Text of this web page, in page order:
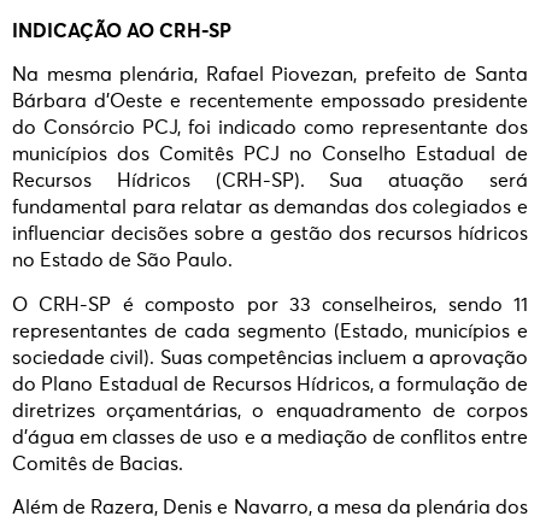
INDICAÇÃO AO CRH-SP
Na mesma plenária, Rafael Piovezan, prefeito de Santa
Bárbara d’Oeste e recentemente empossado presidente
do Consórcio PCJ, foi indicado como representante dos
municípios dos Comitês PCJ no Conselho Estadual de
Recursos Hídricos (CRH-SP). Sua atuação será
fundamental para relatar as demandas dos colegiados e
influenciar decisões sobre a gestão dos recursos hídricos
no Estado de São Paulo.
O CRH-SP é composto por 33 conselheiros, sendo 11
representantes de cada segmento (Estado, municípios e
sociedade civil). Suas competências incluem a aprovação
do Plano Estadual de Recursos Hídricos, a formulação de
diretrizes orçamentárias, o enquadramento de corpos
d’água em classes de uso e a mediação de conflitos entre
Comitês de Bacias.
Além de Razera, Denis e Navarro, a mesa da plenária dos